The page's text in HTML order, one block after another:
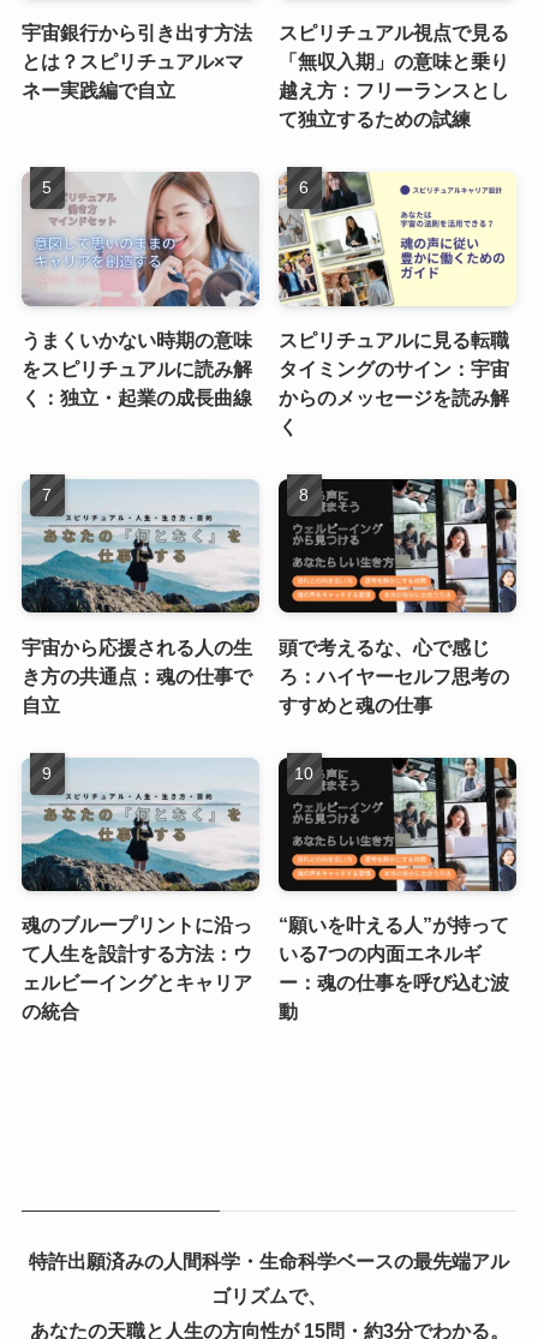
宇宙銀行から引き出す方法
とは？スピリチュアル×マ
ネー実践編で自立
スピリチュアル視点で見る
「無収入期」の意味と乗り
越え方：フリーランスとし
て独立するための試練
うまくいかない時期の意味
をスピリチュアルに読み解
く：独立・起業の成長曲線
スピリチュアルに見る転職
タイミングのサイン：宇宙
からのメッセージを読み解
く
宇宙から応援される人の生
き方の共通点：魂の仕事で
自立
頭で考えるな、心で感じ
ろ：ハイヤーセルフ思考の
すすめと魂の仕事
魂のブループリントに沿っ
て人生を設計する方法：ウ
ェルビーイングとキャリア
の統合
“願いを叶える人”が持って
いる7つの内面エネルギ
ー：魂の仕事を呼び込む波
動
特許出願済みの人間科学・生命科学ベースの最先端アル
ゴリズムで、
あなたの天職と人生の方向性が 15問・約3分でわかる。